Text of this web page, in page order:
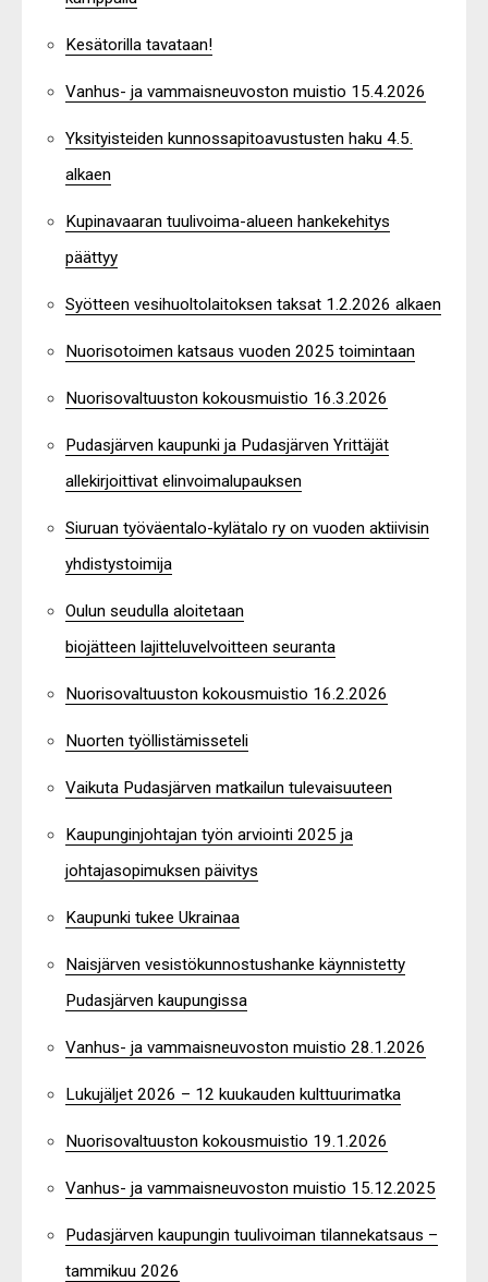
Kesätorilla tavataan!
Vanhus- ja vammaisneuvoston muistio 15.4.2026
Yksityisteiden kunnossapitoavustusten haku 4.5.
alkaen
Kupinavaaran tuulivoima-alueen hankekehitys
päättyy
Syötteen vesihuoltolaitoksen taksat 1.2.2026 alkaen
Nuorisotoimen katsaus vuoden 2025 toimintaan
Nuorisovaltuuston kokousmuistio 16.3.2026
Pudasjärven kaupunki ja Pudasjärven Yrittäjät
allekirjoittivat elinvoimalupauksen
Siuruan työväentalo-kylätalo ry on vuoden aktiivisin
yhdistystoimija
Oulun seudulla aloitetaan
biojätteen lajitteluvelvoitteen seuranta
Nuorisovaltuuston kokousmuistio 16.2.2026
Nuorten työllistämisseteli
Vaikuta Pudasjärven matkailun tulevaisuuteen
Kaupunginjohtajan työn arviointi 2025 ja
johtajasopimuksen päivitys
Kaupunki tukee Ukrainaa
Naisjärven vesistökunnostushanke käynnistetty
Pudasjärven kaupungissa
Vanhus- ja vammaisneuvoston muistio 28.1.2026
Lukujäljet 2026 – 12 kuukauden kulttuurimatka
Nuorisovaltuuston kokousmuistio 19.1.2026
Vanhus- ja vammaisneuvoston muistio 15.12.2025
Pudasjärven kaupungin tuulivoiman tilannekatsaus –
tammikuu 2026